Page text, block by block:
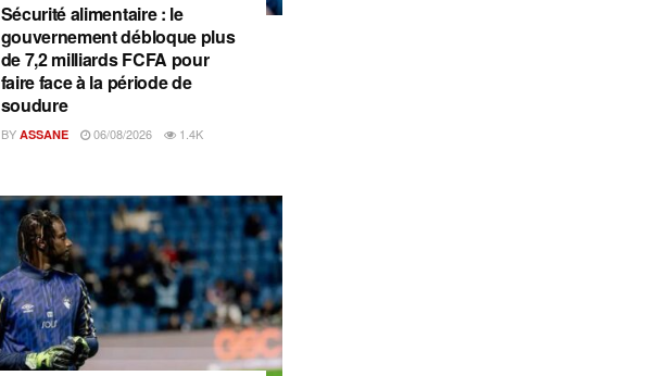
Sécurité alimentaire : le
gouvernement débloque plus
de 7,2 milliards FCFA pour
faire face à la période de
soudure
BY ASSANE 06/08/2026 1.4K